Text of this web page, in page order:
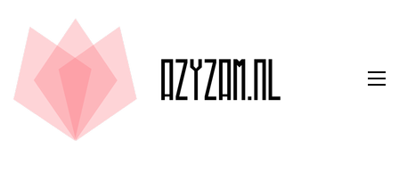
Azyzam.nl
Alles lezen over